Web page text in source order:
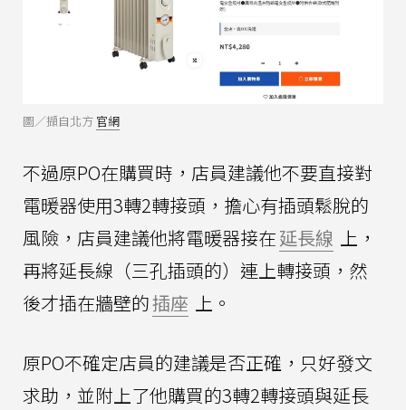
圖／擷自北方 官網
不過原PO在購買時，店員建議他不要直接對
電暖器使用3轉2轉接頭，擔心有插頭鬆脫的
風險，店員建議他將電暖器接在延長線 上，
再將延長線（三孔插頭的）連上轉接頭，然
後才插在牆壁的插座 上。
原PO不確定店員的建議是否正確，只好發文
求助，並附上了他購買的3轉2轉接頭與延長